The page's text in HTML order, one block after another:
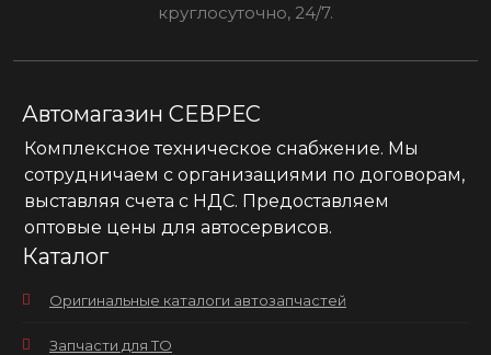
круглосуточно, 24/7.
Автомагазин СЕВРЕС
Комплексное техническое снабжение. Мы
сотрудничаем с организациями по договорам,
выставляя счета с НДС. Предоставляем
оптовые цены для автосервисов.
Каталог
Оригинальные каталоги автозапчастей
Запчасти для ТО